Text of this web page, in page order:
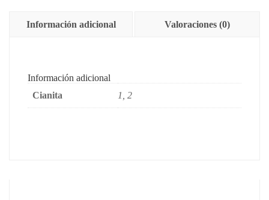
Información adicional Valoraciones (0)
Información adicional
Cianita
1, 2